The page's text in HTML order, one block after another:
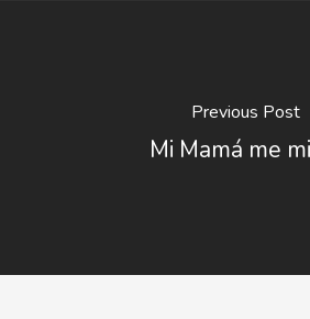
Previous Post
Mi Mamá me